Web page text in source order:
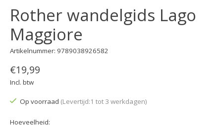
Rother wandelgids Lago
Maggiore
Artikelnummer: 9789038926582
€19,99
Incl. btw
Op voorraad (Levertijd:1 tot 3 werkdagen)
Hoeveelheid: